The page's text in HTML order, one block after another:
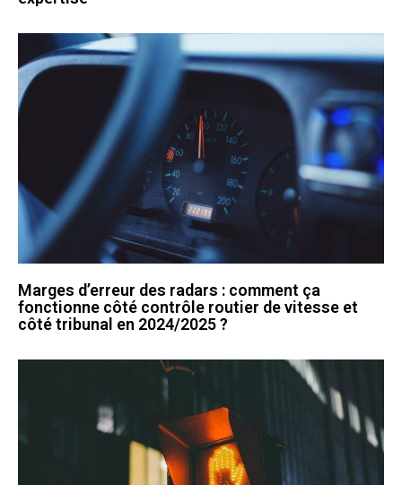
Marges d’erreur des radars : comment ça
fonctionne côté contrôle routier de vitesse et
côté tribunal en 2024/2025 ?